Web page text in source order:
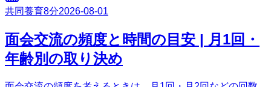
共同養育8分2026-08-01
面会交流の頻度と時間の目安 | 月1回・
年齢別の取り決め